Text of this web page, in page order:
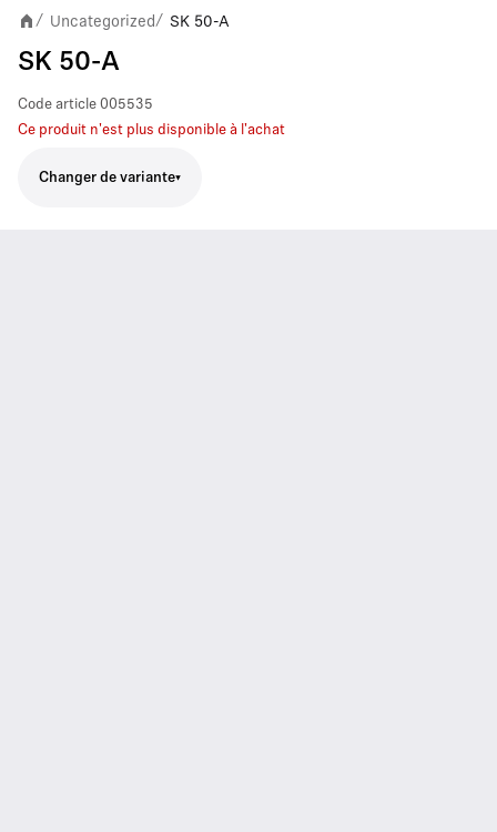
/ Uncategorized / SK 50-A
SK 50-A
Code article 005535
Ce produit n'est plus disponible à l'achat
Changer de variante